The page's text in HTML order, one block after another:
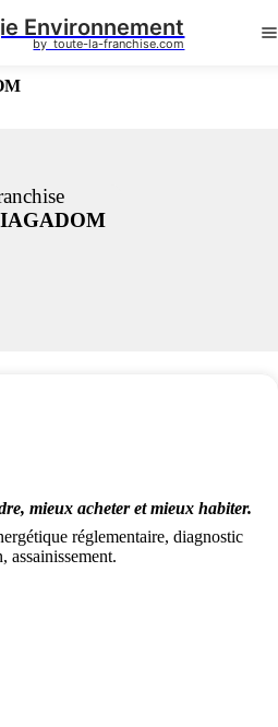
Environnement
by  toute-la-franchise.com
mieux acheter et mieux habiter.
réglementaire, diagnostic
assainissement.